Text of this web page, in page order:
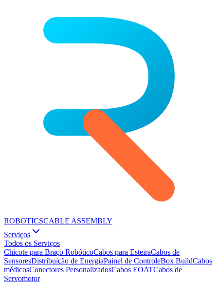
ROBOTICSCABLE ASSEMBLY
Serviços
Todos os Serviços
Chicote para Braço RobóticoCabos para EsteiraCabos de
SensoresDistribuição de EnergiaPainel de ControleBox BuildCabos
médicosConectores PersonalizadosCabos EOATCabos de
Servomotor